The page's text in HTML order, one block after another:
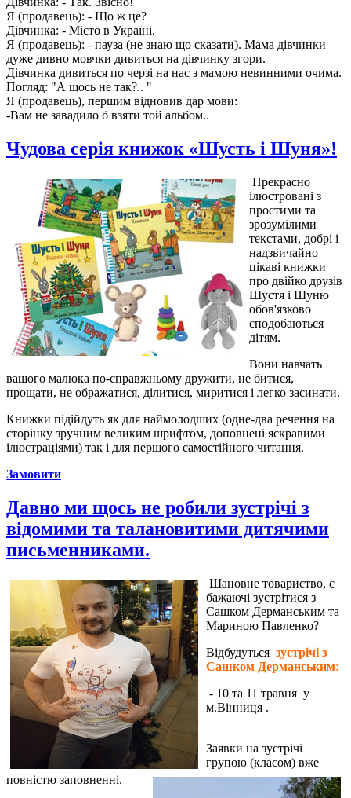
Я (продавець): - Що ж це?
Дівчинка: - Місто в Україні.
Я (продавець): - пауза (не знаю що сказати). Мама дівчинки
дуже дивно мовчки дивиться на дівчинку згори.
Дівчинка дивиться по черзі на нас з мамою невинними очима.
Погляд: "А щось не так?.. "
Я (продавець), першим відновив дар мови:
-Вам не завадило б взяти той альбом..
Чудова серія книжок «Шусть і Шуня»!
Прекрасно
ілюстровані з
простими та
зрозумілими
текстами, добрі і
надзвичайно
цікаві книжки
про двійко друзів
Шустя і Шуню
обов'язково
сподобаються
дітям.
Вони навчать
вашого малюка по-справжньому дружити, не битися,
прощати, не ображатися, ділитися, миритися і легко засинати.
Книжки підійдуть як для наймолодших (одне-два речення на
сторінку зручним великим шрифтом, доповнені яскравими
ілюстраціями) так і для першого самостійного читання.
Замовити
Давно ми щось не робили зустрічі з
відомими та талановитими дитячими
письменниками.
Шановне товариство, є
бажаючі зустрітися з
Сашком Дерманським та
Мариною Павленко?
Відбудуться зустрічі з
Сашком Дерманським:
- 10 та 11 травня у
м.Вінниця .
Заявки на зустрічі
групою (класом) вже
повністю заповненні.